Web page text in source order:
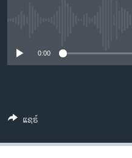
ຊີວິດຊາວລາວ
ທຸລະກິດ
ພາສາອັງກິດ
0:00
ແຊຣ໌